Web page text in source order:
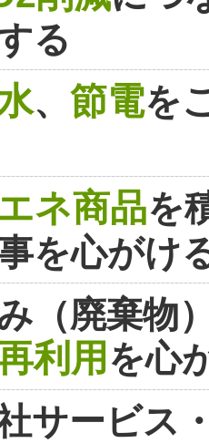
る
、 節電を
ネ商品を
を心がけ
（廃棄物
利用を心
サービス